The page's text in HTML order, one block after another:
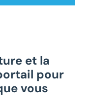
et la
pour
vous